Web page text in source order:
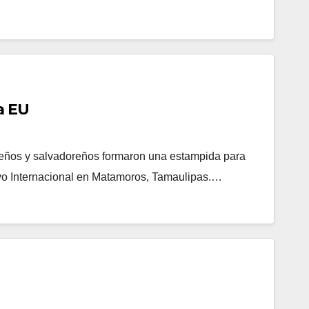
EU
y salvadoreños formaron una estampida para
Internacional en Matamoros, Tamaulipas.…